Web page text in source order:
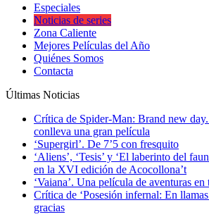
Especiales
Noticias de series
Zona Caliente
Mejores Películas del Año
Quiénes Somos
Contacta
Últimas Noticias
Crítica de Spider-Man: Brand new
conlleva una gran película
‘Supergirl’. De 7’5 con fresquito
‘Aliens’, ‘Tesis’ y ‘El laberinto del
en la XVI edición de Acocollona’t
‘Vaiana’. Una película de aventuras en
Crítica de ‘Posesión infernal: En
gracias